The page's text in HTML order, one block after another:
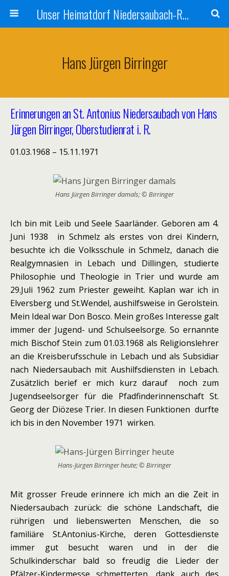
Unser Heimatdorf Niedersaubach-Rümmelbach
Hans Jürgen Birringer
Erinnerungen an St. Antonius Niedersaubach von Hans
Jürgen Birringer, Oberstudienrat i. R.
01.03.1968 – 15.11.1971
Hans Jürgen Birringer damals; © Birringer
Ich bin mit Leib und Seele Saarländer. Geboren am 4.
Juni 1938 in Schmelz als erstes von drei Kindern,
besuchte ich die Volksschule in Schmelz, danach die
Realgymnasien in Lebach und Dillingen, studierte
Philosophie und Theologie in Trier und wurde am
29.Juli 1962 zum Priester geweiht. Kaplan war ich in
Elversberg und St.Wendel, aushilfsweise in Gerolstein.
Mein Ideal war Don Bosco. Mein großes Interesse galt
immer der Jugend- und Schulseelsorge. So ernannte
mich Bischof Stein zum 01.03.1968 als Religionslehrer
an die Kreisberufsschule in Lebach und als Subsidiar
nach Niedersaubach mit Aushilfsdiensten in Lebach.
Zusätzlich berief er mich kurz darauf noch zum
Jugendseelsorger für die Pfadfinderinnenschaft St.
Georg der Diözese Trier. In diesen Funktionen durfte
ich bis in den November 1971 wirken.
Hans-Jürgen Birringer heute; © Birringer
Mit grosser Freude erinnere ich mich an die Zeit in
Niedersaubach zurück: die schöne Landschaft, die
rührigen und liebenswerten Menschen, die so
familiäre St.Antonius-Kirche, deren Gottesdienste
immer gut besucht waren und in der die
Schulkinderschar bald so freudig die Lieder der